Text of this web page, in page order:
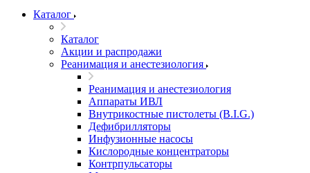
Каталог
Каталог
Акции и распродажи
Реанимация и анестезиология
Реанимация и анестезиология
Аппараты ИВЛ
Внутрикостные пистолеты (B.I.G.)
Дефибрилляторы
Инфузионные насосы
Кислородные концентраторы
Контрпульсаторы